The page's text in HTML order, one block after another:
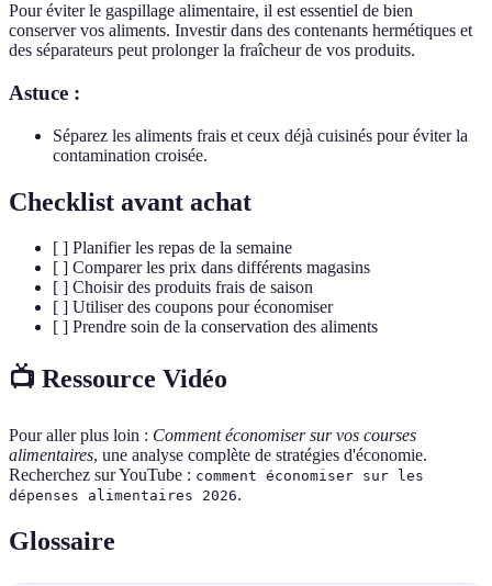
Pour éviter le gaspillage alimentaire, il est essentiel de bien
conserver vos aliments. Investir dans des contenants hermétiques et
des séparateurs peut prolonger la fraîcheur de vos produits.
Astuce :
Séparez les aliments frais et ceux déjà cuisinés pour éviter la
contamination croisée.
Checklist avant achat
[ ] Planifier les repas de la semaine
[ ] Comparer les prix dans différents magasins
[ ] Choisir des produits frais de saison
[ ] Utiliser des coupons pour économiser
[ ] Prendre soin de la conservation des aliments
📺 Ressource Vidéo
Pour aller plus loin : Comment économiser sur vos courses
alimentaires, une analyse complète de stratégies d'économie.
Recherchez sur YouTube : comment économiser sur les
dépenses alimentaires 2026.
Glossaire